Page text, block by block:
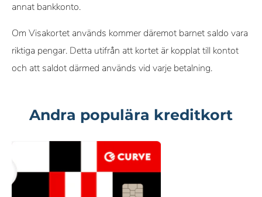
annat bankkonto.
Om Visakortet används kommer däremot barnet saldo vara
riktiga pengar. Detta utifrån att kortet är kopplat till kontot
och att saldot därmed används vid varje betalning.
Andra populära kreditkort